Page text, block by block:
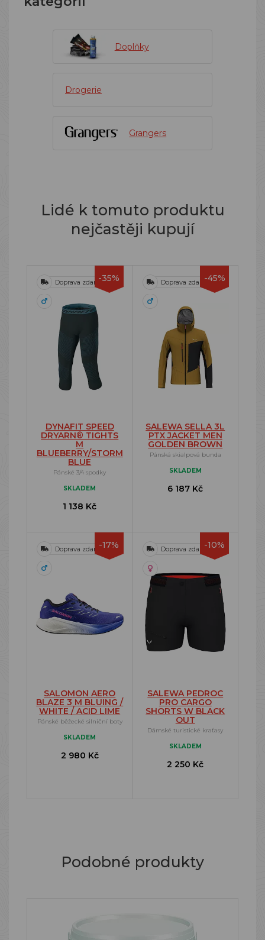
Doplňky
Drogerie
Grangers
Lidé k tomuto produktu
nejčastěji kupují
-35%
Doprava zdarma
DYNAFIT SPEED
DRYARN® TIGHTS
M
BLUEBERRY/STORM
BLUE
Pánské 3/4 spodky
SKLADEM
1 138 Kč
-45%
Doprava zdarma
SALEWA SELLA 3L
PTX JACKET MEN
GOLDEN BROWN
Pánská skialpová bunda
SKLADEM
6 187 Kč
-17%
Doprava zdarma
SALOMON AERO
BLAZE 3 M BLUING /
WHITE / ACID LIME
Pánské běžecké silniční boty
SKLADEM
2 980 Kč
-10%
Doprava zdarma
SALEWA PEDROC
PRO CARGO
SHORTS W BLACK
OUT
Dámské turistické kraťasy
SKLADEM
2 250 Kč
Podobné produkty